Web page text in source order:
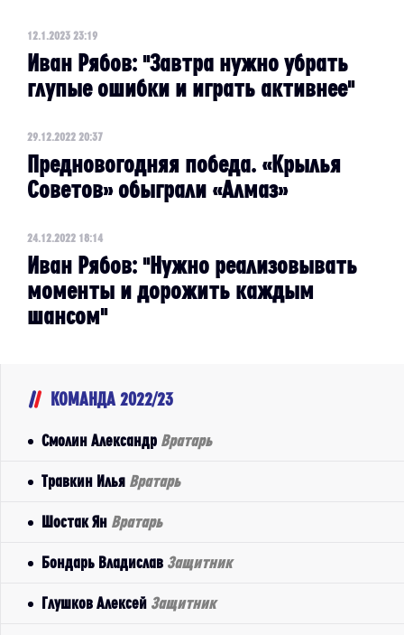
12.1.2023 23:19
Иван Рябов: "Завтра нужно убрать
глупые ошибки и играть активнее"
29.12.2022 20:37
Предновогодняя победа. «Крылья
Советов» обыграли «Алмаз»
24.12.2022 18:14
Иван Рябов: "Нужно реализовывать
моменты и дорожить каждым
шансом"
КОМАНДА 2022/23
Смолин Александр Вратарь
Травкин Илья Вратарь
Шостак Ян Вратарь
Бондарь Владислав Защитник
Глушков Алексей Защитник